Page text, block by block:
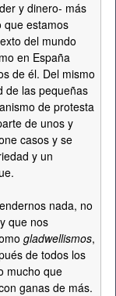
y dinero- más
que estamos
del mundo
en España
de él. Del mismo
de las pequeñas
de protesta
de unos y
casos y se
y un
nada, no
que nos
gladwellismos,
de todos los
mucho que
ganas de más.